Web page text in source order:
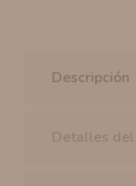
Descripción
Detalles